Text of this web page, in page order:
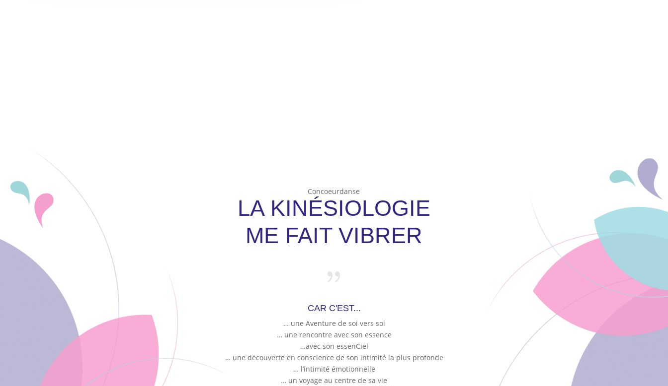
Concoeurdanse
LA KINÉSIOLOGIE
ME FAIT VIBRER
{
CAR C'EST...
… une Aventure de soi vers soi
… une rencontre avec son essence
…avec son essenCiel
… une découverte en conscience de son intimité la plus profonde
… l’intimité émotionnelle
… un voyage au centre de sa vie